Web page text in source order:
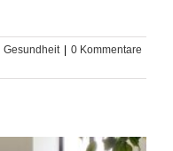
Gesundheit
0 Kommentare